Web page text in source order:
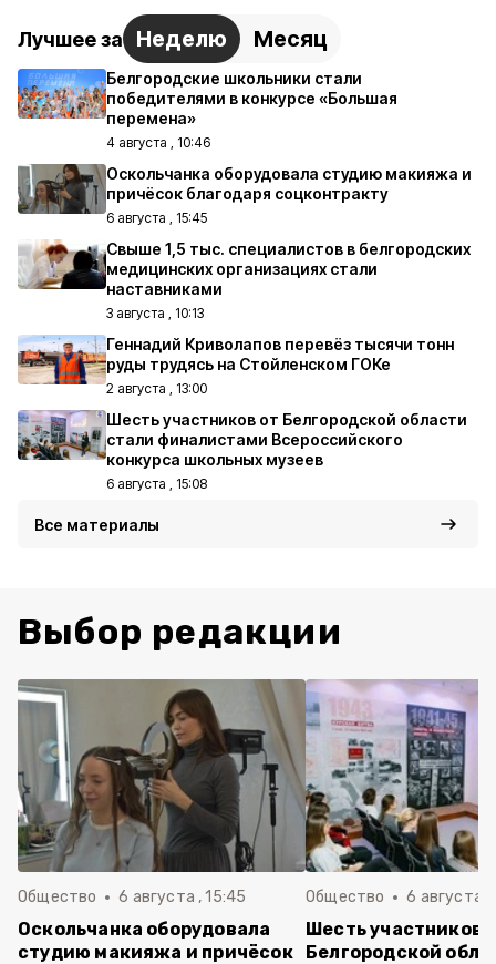
Лучшее за Неделю Месяц
Белгородские школьники стали
победителями в конкурсе «Большая
перемена»
4 августа , 10:46
Оскольчанка оборудовала студию макияжа и
причёсок благодаря соцконтракту
6 августа , 15:45
Свыше 1,5 тыс. специалистов в белгородских
медицинских организациях стали
наставниками
3 августа , 10:13
Геннадий Криволапов перевёз тысячи тонн
руды трудясь на Стойленском ГОКе
2 августа , 13:00
Шесть участников от Белгородской области
стали финалистами Всероссийского
конкурса школьных музеев
6 августа , 15:08
Все материалы
Выбор редакции
Общество 6 августа , 15:45
Оскольчанка оборудовала
студию макияжа и причёсок
Общество 6 августа ,
Шесть участников
Белгородской